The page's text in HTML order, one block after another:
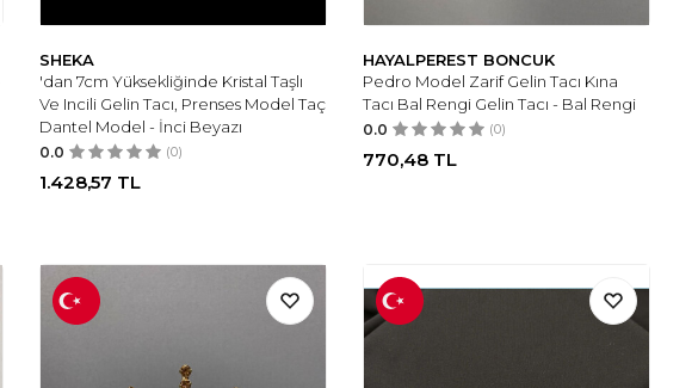
SHEKA
'dan 7cm Yüksekliğinde Kristal Taşlı
Ve Incili Gelin Tacı, Prenses Model Taç
Dantel Model - İnci Beyazı
0.0 (0)
1.428,57 TL
HAYALPEREST BONCUK
Pedro Model Zarif Gelin Tacı Kına
Tacı Bal Rengi Gelin Tacı - Bal Rengi
0.0 (0)
770,48 TL